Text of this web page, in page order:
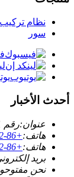
نظام
سور
أحدث الأخبار
عنوان:رقم 31 طريق أنلينغ الثاني، شيامن، الصين.
هاتف:+86-592-5550626(اليابانية)
هاتف:+86-592-5552829(الإنجليزية)
بريد